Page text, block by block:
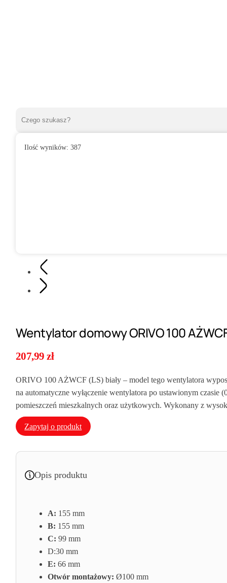
Ilość wyników:387
Wentylator domowy ORIVO 100
207,99zł
ORIVO 100 AŻWCF (LS) biały – model tego wentylatora
na automatyczne wyłączenie wentylatora po ustawionym
pomieszczeń mieszkalnych oraz użytkowych. Wykonany z
Zapytaj o produkt
Opis produktu
A: 155 mm
B: 155 mm
C: 99 mm
D:30 mm
E: 66 mm
Otwór montażowy: Ø100 mm